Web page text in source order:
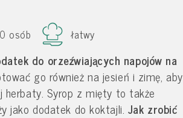
osób łatwy
do orzeźwiających napojów na
go również na jesień i zimę, aby
herbaty. Syrop z mięty to także
jako dodatek do koktajli. Jak zrobić